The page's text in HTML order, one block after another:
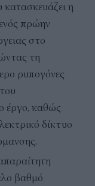
κατασκευάζει η
πρώην
στο
τη
ρυπογόνες
έργο, καθώς
δίκτυο
βαθμό